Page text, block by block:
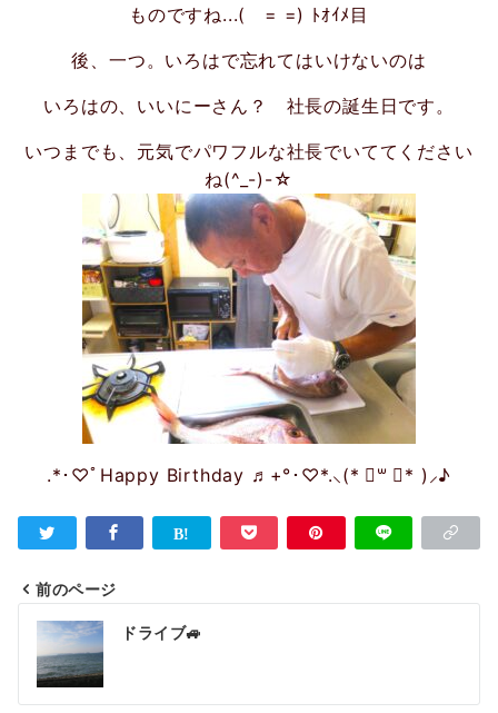
ものですね...( = =) ﾄｵｲﾒ目
後、一つ。いろはで忘れてはいけないのは
いろはの、いいにーさん？ 社長の誕生日です。
いつまでも、元気でパワフルな社長でいててください
ね(^_-)-☆
.*･♡ﾟHappy Birthday ♬+°･♡*.⸜(* ॑꒳ ॑* )⸝♪
投
稿
ナ
前のページ
ドライブ🚙